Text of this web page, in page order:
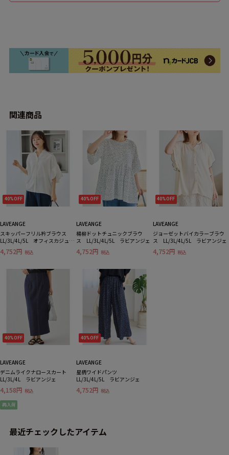
関連商品
40%OFF
LAVEANGE
スキッパーフリル衿ブラウス
LL/3L/4L/5L オフィスカジュア
ル ラビアンジェ
4,752円 税込
40%OFF
LAVEANGE
楊柳ドットチュニックブラウ
ス LL/3L/4L/5L ラビアンジェ
4,752円 税込
40%OFF
LAVEANGE
ジョーゼットバイカラーブラウ
ス LL/3L/4L/5L ラビアンジェ
4,752円 税込
40%OFF
LAVEANGE
デニムライクナロースカート
LL/3L/4L ラビアンジェ
4,158円 税込
再入荷
40%OFF
LAVEANGE
星柄ワイドパンツ
LL/3L/4L/5L ラビアンジェ
4,752円 税込
最近チェックしたアイテム